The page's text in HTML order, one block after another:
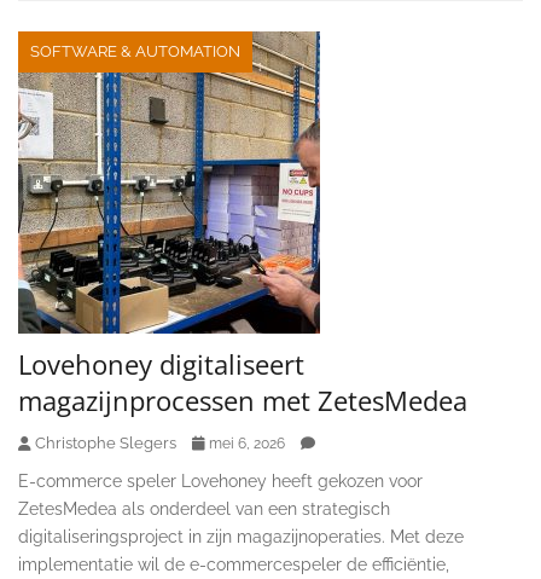
SOFTWARE & AUTOMATION
Lovehoney digitaliseert
magazijnprocessen met ZetesMedea
Christophe Slegers mei 6, 2026
E-commerce speler Lovehoney heeft gekozen voor
ZetesMedea als onderdeel van een strategisch
digitaliseringsproject in zijn magazijnoperaties. Met deze
implementatie wil de e-commercespeler de efficiëntie,